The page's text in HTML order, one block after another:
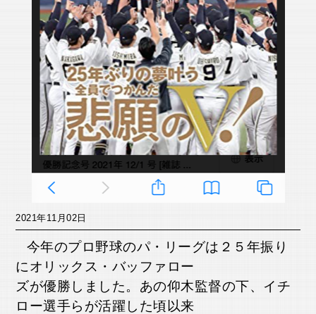
2021年11月02日
今年のプロ野球のパ・リーグは２５年振り
にオリックス・ バッファロー
ズが優勝しました。あの仰木監督の下、イチ
ロー選手らが活躍した頃以来